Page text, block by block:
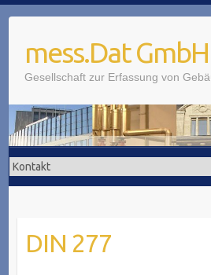
mess.Dat GmbH
Gesellschaft zur Erfassung von
DIN 277